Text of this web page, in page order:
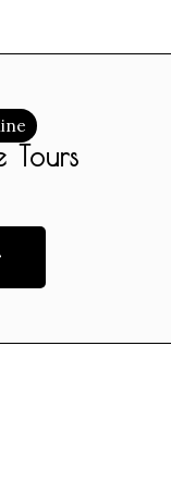
Tours